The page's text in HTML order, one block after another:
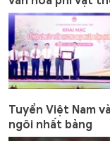
Tuyển Việt Nam
ngôi nhất bảng